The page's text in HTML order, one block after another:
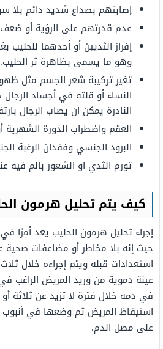
إصابتهم بصداع شديد دائم بلا
عدم قدرتهم على الرؤية أو
إفراز الثديين أو أحدهما
وهو ما يسمى بظاهرة ثر الحليب.
تغير تركيبة شعر الجسم مثل
النساء أو قلته في أجساد
النادرة يمكن أن يصاب الرجال
العقم واضطراب الدورة الشهرية
البرود الجنسي وفقدان الرغبة
تورم الثدي او الشعور بألم فيه
كيف يتم تحليل هرمون
إجراء تحليل هرمون الحليب يعد أمرًا
حيث إنه بلا مخاطر أو مضاعفات صحية
استعدادات قبله ويتم إجراءه خلال
عينة دموية من وريد المريض الراغب
في دمه خلال فترة لا تزيد عن ثلاثة
استيقاظ المريض ثم وضعها في أنبوب
على مصل الدم.